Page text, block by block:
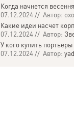
Когда начнется
07.12.2024 // Автор:
Какие идеи насчет
07.12.2024 // Автор:
У кого купить
07.12.2024 // Автор: